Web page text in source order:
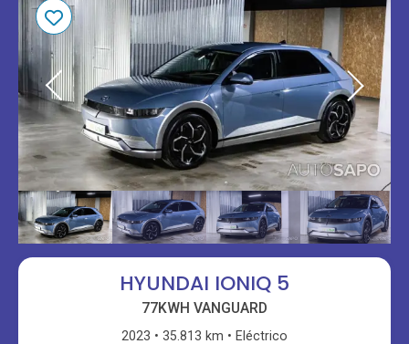
HYUNDAI IONIQ 5
77KWH VANGUARD
2023 35.813 km
Eléctrico